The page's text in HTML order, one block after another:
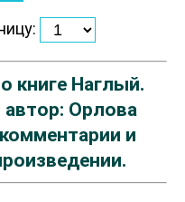
книге Наглый.
Орлова
и